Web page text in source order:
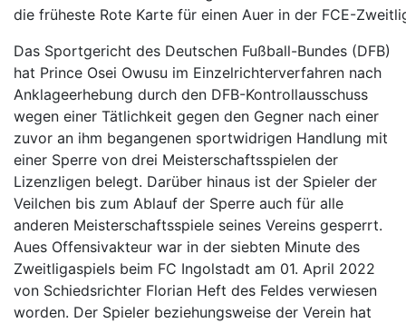
die früheste Rote Karte für einen Auer in der FCE-
Das Sportgericht des Deutschen Fußball-Bundes (DFB)
hat Prince Osei Owusu im Einzelrichterverfahren nach
Anklageerhebung durch den DFB-Kontrollausschuss
wegen einer Tätlichkeit gegen den Gegner nach einer
zuvor an ihm begangenen sportwidrigen Handlung mit
einer Sperre von drei Meisterschaftsspielen der
Lizenzligen belegt. Darüber hinaus ist der Spieler der
Veilchen bis zum Ablauf der Sperre auch für alle
anderen Meisterschaftsspiele seines Vereins gesperrt.
Aues Offensivakteur war in der siebten Minute des
Zweitligaspiels beim FC Ingolstadt am 01. April 2022
von Schiedsrichter Florian Heft des Feldes verwiesen
worden. Der Spieler beziehungsweise der Verein hat